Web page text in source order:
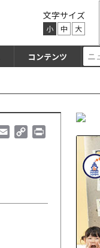
文字サイズ
小 中 大
コンテンツ